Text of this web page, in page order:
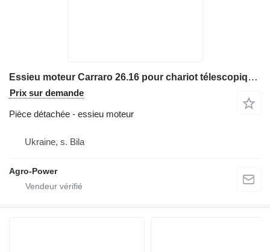
Essieu moteur Carraro 26.16 pour chariot télescopique Manitou 523,526
Prix sur demande
Pièce détachée - essieu moteur
Ukraine, s. Bila
Agro-Power